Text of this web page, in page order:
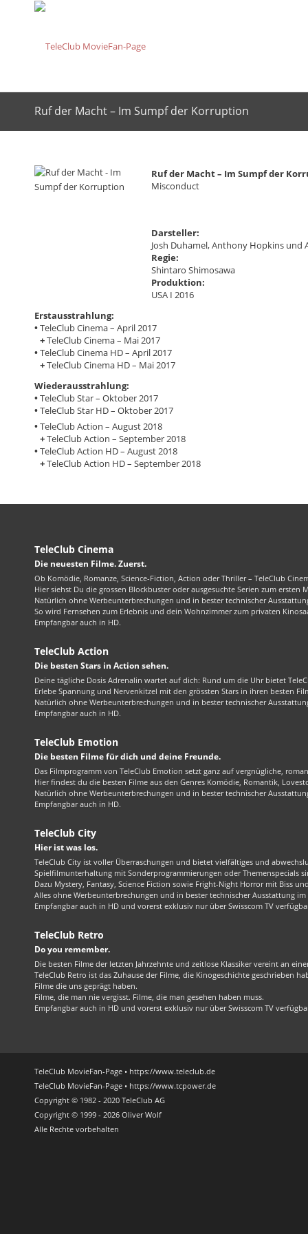
Ruf der Macht – Im Sumpf der Korruption
Ruf der Macht – Im Sumpf der
Misconduct
Darsteller:
Josh Duhamel, Anthony Hopkins und
Regie:
Shintaro Shimosawa
Produktion:
USA I 2016
Erstausstrahlung:
•TeleClub Cinema – April 2017
+TeleClub Cinema – Mai 2017
•TeleClub Cinema HD – April 2017
+TeleClub Cinema HD – Mai 2017
Wiederausstrahlung:
•TeleClub Star – Oktober 2017
•TeleClub Star HD – Oktober 2017
•TeleClub Action – August 2018
+TeleClub Action – September 2018
•TeleClub Action HD – August 2018
+TeleClub Action HD – September 2018
TeleClub Cinema
Die neuesten Filme. Zuerst.
Ob Komödie, Romanze, Science-Fiction, Action oder Thriller – TeleClub
Hier siehst Du die grossen Blockbuster oder ausgesuchte Serien zum ersten
Natürlich ohne Werbeunterbrechungen und in bester technischer
So wird Fernsehen zum Erlebnis und dein Wohnzimmer zum privaten
Empfangbar auch in HD.
TeleClub Action
Die besten Stars in Action sehen.
Deine tägliche Dosis Adrenalin wartet auf dich: Rund um die Uhr bietet
Erlebe Spannung und Nervenkitzel mit den grössten Stars in ihren besten
Natürlich ohne Werbeunterbrechungen und in bester technischer
Empfangbar auch in HD.
TeleClub Emotion
Die besten Filme für dich und deine Freunde.
Das Filmprogramm von TeleClub Emotion setzt ganz auf vergnügliche,
Hier findest du die besten Filme aus den Genres Komödie, Romantik,
Natürlich ohne Werbeunterbrechungen und in bester technischer
Empfangbar auch in HD.
TeleClub City
Hier ist was los.
TeleClub City ist voller Überraschungen und bietet vielfältiges und
Spielfilmunterhaltung mit Sonderprogrammierungen oder Themenspecials
Dazu Mystery, Fantasy, Science Fiction sowie Fright-Night Horror mit Biss
Alles ohne Werbeunterbrechungen und in bester technischer Ausstattung
Empfangbar auch in HD und vorerst exklusiv nur über Swisscom TV
TeleClub Retro
Do you remember.
Die besten Filme der letzten Jahrzehnte und zeitlose Klassiker vereint an
TeleClub Retro ist das Zuhause der Filme, die Kinogeschichte geschrieben
Filme die uns geprägt haben.
Filme, die man nie vergisst. Filme, die man gesehen haben muss.
Empfangbar auch in HD und vorerst exklusiv nur über Swisscom TV
TeleClub MovieFan-Page • https://www.teleclub.de
TeleClub MovieFan-Page • https://www.tcpower.de
Copyright © 1982 - 2020 TeleClub AG
Copyright © 1999 - 2026 Oliver Wolf
Alle Rechte vorbehalten